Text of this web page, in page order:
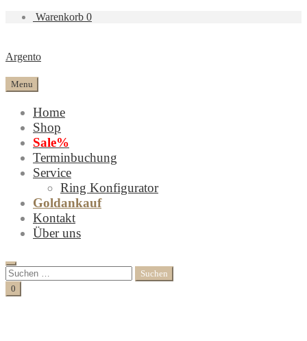
Warenkorb 0
Argento
Menu
Home
Shop
Sale%
Terminbuchung
Service
Ring Konfigurator
Goldankauf
Kontakt
Über uns
Search
Suchen
nach:
Cart
0